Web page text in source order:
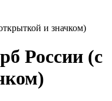
и значком)
России (с